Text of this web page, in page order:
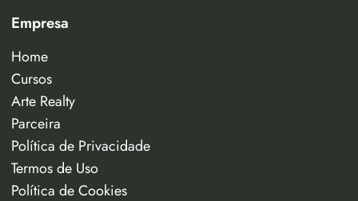
Empresa
Home
Cursos
Arte Realty
Parceira
Política de Privacidade
Termos de Uso
Política de Cookies